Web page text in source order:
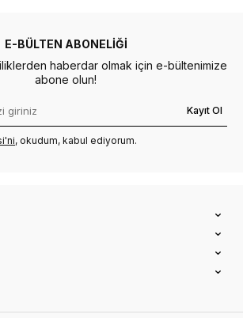
E-BÜLTEN ABONELIĞI
haberdar olmak için e-bültenimize
abone olun!
Kayıt Ol
, okudum, kabul ediyorum.